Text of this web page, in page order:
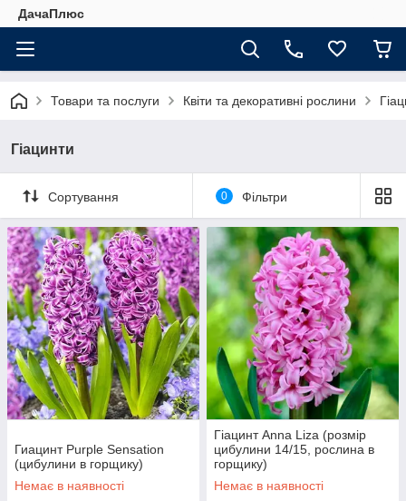
ДачаПлюс
Товари та послуги Квіти та декоративні рослини
Гіацинти
Сортування 0 Фільтри
Гиацинт Purple Sensation
(цибулини в горщику)
Немає в наявності
Гіацинт Anna Liza (розмір
цибулини 14/15, рослина в
горщику)
Немає в наявності